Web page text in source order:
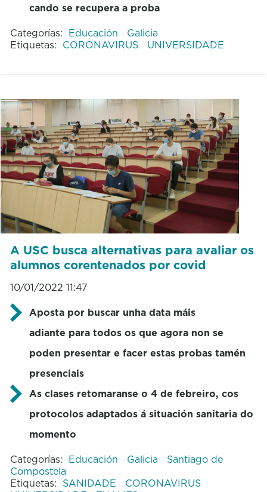
cando se recupera a proba
Categorías: Educación
Galicia
Etiquetas: CORONAVIRUS UNIVERSIDADE
A USC busca alternativas para avaliar os
alumnos corentenados por covid
10/01/2022 11:47
Aposta por buscar unha data máis
adiante para todos os que agora non se
poden presentar e facer estas probas tamén
presenciais
As clases retomaranse o 4 de febreiro, cos
protocolos adaptados á situación sanitaria do
momento
Categorías: Educación Galicia
Santiago de
Compostela
Etiquetas: SANIDADE
CORONAVIRUS